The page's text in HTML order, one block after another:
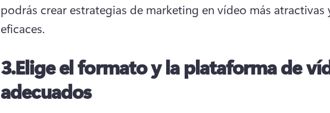
podrás crear estrategias de marketing en vídeo más atractivas
eficaces.
3.Elige el formato y la plataforma de
adecuados